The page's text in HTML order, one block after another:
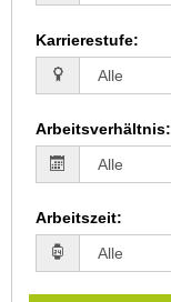
Karrierestufe:
Arbeitsverhältnis:
Arbeitszeit: